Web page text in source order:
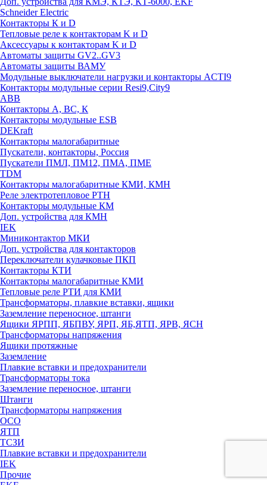
Schneider Electric
Контакторы К и D
Тепловые реле к контакторам K и D
Аксессуары к контакторам K и D
Автоматы защиты GV2..GV3
Автоматы защиты ВАМУ
Модульные выключатели нагрузки и контакторы ACTI9
Контакторы модульные серии Resi9,City9
ABB
Контакторы А, ВС, К
Контакторы модульные ESB
DEKraft
Контакторы малогабаритные
Пускатели, контакторы, Россия
Пускатели ПМЛ, ПМ12, ПМА, ПМЕ
TDM
Контакторы малогабаритные КМИ, КМН
Реле электротепловое РТН
Контакторы модульные КМ
Доп. устройства для КМН
IEK
Миниконтактор МКИ
Доп. устройства для контакторов
Переключатели кулачковые ПКП
Контакторы КТИ
Контакторы малогабаритные КМИ
Тепловые реле РTИ для КМИ
Трансформаторы, плавкие вставки, ящики
Заземление переносное, штанги
Ящики ЯРПП, ЯБПВУ, ЯРП, ЯБ,ЯТП, ЯРВ, ЯСН
Трансформаторы напряжения
Ящики протяжные
Заземление
Плавкие вставки и предохранители
Трансформаторы тока
Заземление переносное, штанги
Штанги
Трансформаторы напряжения
ОСО
ЯТП
ТСЗИ
Плавкие вставки и предохранители
IEK
Прочие